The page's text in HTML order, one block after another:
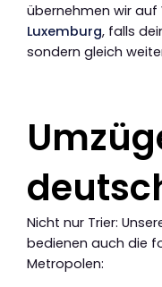
übernehmen wir auf
Luxemburg, falls
sondern gleich
Nicht nur Trier:
bedienen auch die
Metropolen: